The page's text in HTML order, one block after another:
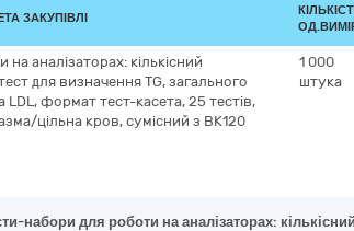
ЗАКУПІВЛІ
аналізаторах: кількісний
для визначення TG, загального
LDL, формат тест-касета, 25 тестів,
цільна кров, сумісний з BK120
1 000
штука
набори для роботи на аналізаторах: